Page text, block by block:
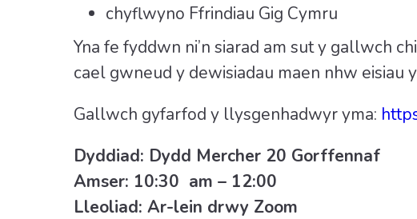
chyflwyno Ffrindiau Gig Cymru
Yna fe fyddwn ni’n siarad am sut y gallwch
cael gwneud y dewisiadau maen nhw eisiau
Gallwch gyfarfod y llysgenhadwyr yma:
Dyddiad: Dydd Mercher 20 Gorffennaf
Amser: 10:30 am – 12:00
Lleoliad: Ar-lein drwy Zoom